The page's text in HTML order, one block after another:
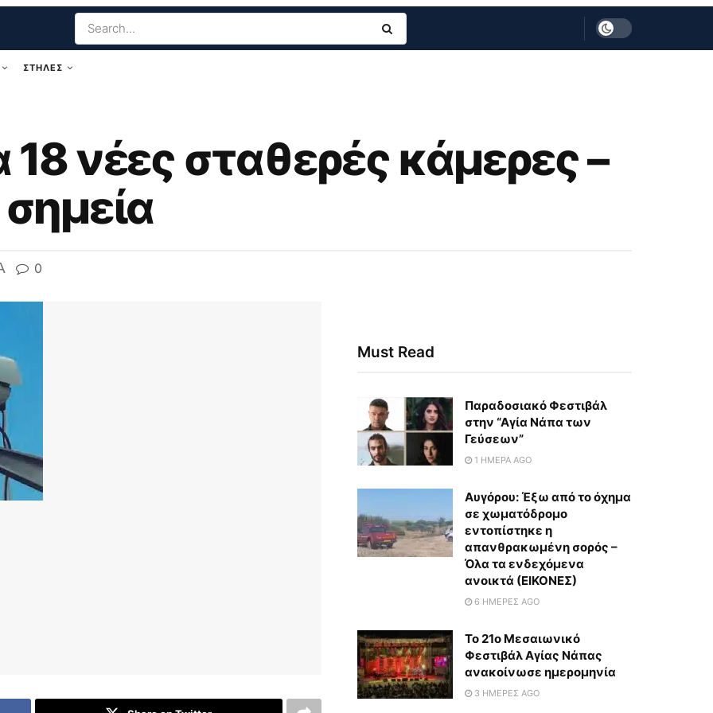
ΣΤΗΛΕΣ
18 νέες σταθερές κάμερες –
σημεία
0
Must Read
Παραδοσιακό Φεστιβάλ
στην “Αγία Νάπα των
Γεύσεων”
1 ΗΜΈΡΑ AGO
Αυγόρου: Έξω από το όχημα
σε χωματόδρομο
εντοπίστηκε η
απανθρακωμένη σορός –
Όλα τα ενδεχόμενα
ανοικτά (ΕΙΚΟΝΕΣ)
6 ΗΜΈΡΕΣ AGO
To 21ο Μεσαιωνικό
Φεστιβάλ Αγίας Νάπας
ανακοίνωσε ημερομηνία
3 ΗΜΈΡΕΣ AGO